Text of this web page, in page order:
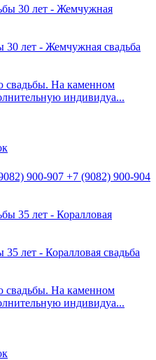
лет - Жемчужная свадьба
свадьбы. На каменном
индивидуа...
900-907 +7 (9082) 900-904
лет - Коралловая свадьба
свадьбы. На каменном
индивидуа...